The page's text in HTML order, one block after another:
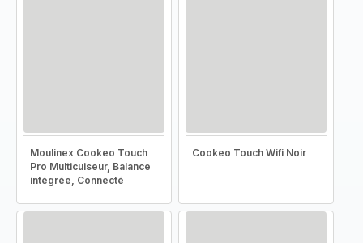
Moulinex Cookeo Touch
Pro Multicuiseur, Balance
intégrée, Connecté
Cookeo Touch Wifi Noir